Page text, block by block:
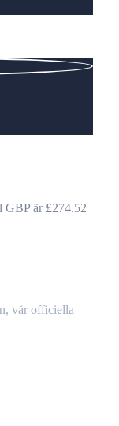
är £274.52
vår officiella